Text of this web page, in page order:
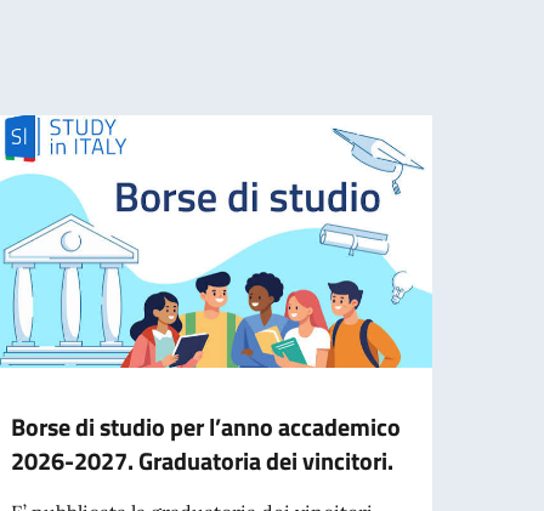
Borse di studio per l’anno accademico
2026-2027. Graduatoria dei vincitori.